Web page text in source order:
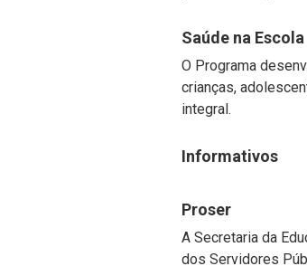
Saúde na Escola
O Programa
crianças,
integral.
Informativos
Proser
A Secretaria da
dos Servidores